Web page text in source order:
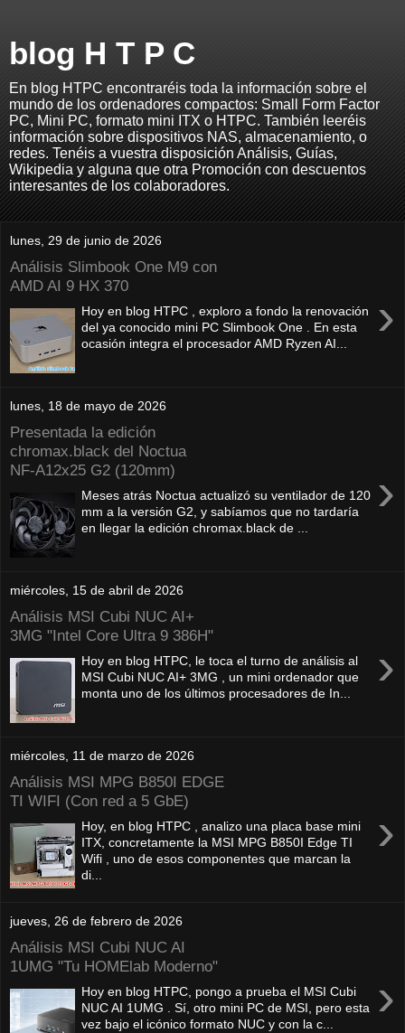
blog H T P C
En blog HTPC encontraréis toda la información sobre el
mundo de los ordenadores compactos: Small Form Factor
PC, Mini PC, formato mini ITX o HTPC. También leeréis
información sobre dispositivos NAS, almacenamiento, o
redes. Tenéis a vuestra disposición Análisis, Guías,
Wikipedia y alguna que otra Promoción con descuentos
interesantes de los colaboradores.
lunes, 29 de junio de 2026
Análisis Slimbook One M9 con
AMD AI 9 HX 370
›
Hoy en blog HTPC , exploro a fondo la renovación
del ya conocido mini PC Slimbook One . En esta
ocasión integra el procesador AMD Ryzen AI...
lunes, 18 de mayo de 2026
Presentada la edición
chromax.black del Noctua
NF‑A12x25 G2 (120mm)
›
Meses atrás Noctua actualizó su ventilador de 120
mm a la versión G2, y sabíamos que no tardaría
en llegar la edición chromax.black de ...
miércoles, 15 de abril de 2026
Análisis MSI Cubi NUC AI+
3MG "Intel Core Ultra 9 386H"
›
Hoy en blog HTPC, le toca el turno de análisis al
MSI Cubi NUC AI+ 3MG , un mini ordenador que
monta uno de los últimos procesadores de In...
miércoles, 11 de marzo de 2026
Análisis MSI MPG B850I EDGE
TI WIFI (Con red a 5 GbE)
›
Hoy, en blog HTPC , analizo una placa base mini
ITX, concretamente la MSI MPG B850I Edge TI
Wifi , uno de esos componentes que marcan la
di...
jueves, 26 de febrero de 2026
Análisis MSI Cubi NUC AI
1UMG "Tu HOMElab Moderno"
›
Hoy en blog HTPC, pongo a prueba el MSI Cubi
NUC AI 1UMG . Sí, otro mini PC de MSI, pero esta
vez bajo el icónico formato NUC y con la c...